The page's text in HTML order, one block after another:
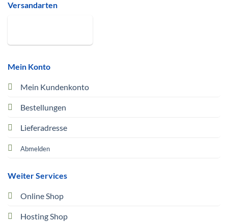
Mein Konto
Mein Kundenkonto
Bestellungen
Lieferadresse
Abmelden
Weiter Services
Online Shop
Hosting Shop
Versandarten